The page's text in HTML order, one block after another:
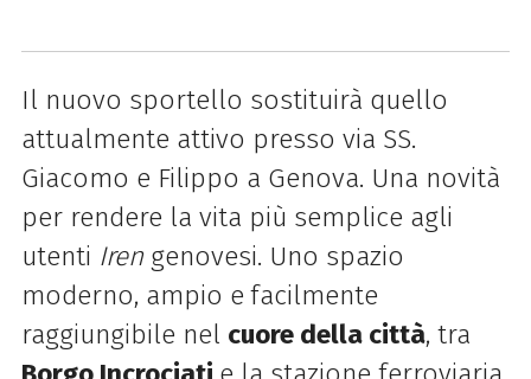
Il nuovo sportello sostituirà quello
attualmente attivo presso via SS.
Giacomo e Filippo a Genova. Una novità
per rendere la vita più semplice agli
utenti Iren genovesi. Uno spazio
moderno, ampio e facilmente
raggiungibile nel cuore della città, tra